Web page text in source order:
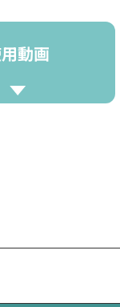
動画